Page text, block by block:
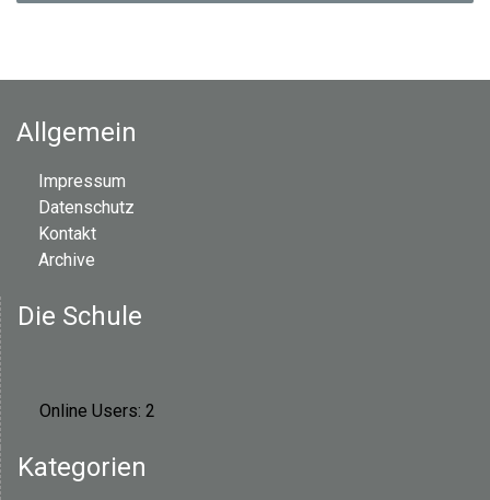
r
n
g
Allgemein
Impressum
Datenschutz
Kontakt
Archive
Die Schule
Online Users: 2
Kategorien